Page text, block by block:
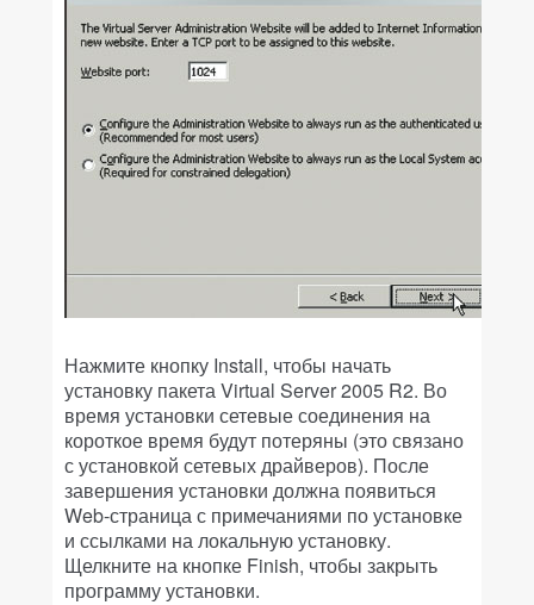
Нажмите кнопку Install, чтобы начать
установку пакета Virtual Server 2005 R2. Во
время установки сетевые соединения на
короткое время будут потеряны (это связано
с установкой сетевых драйверов). После
завершения установки должна появиться
Web-страница с примечаниями по установке
и ссылками на локальную установку.
Щелкните на кнопке Finish, чтобы закрыть
программу установки.